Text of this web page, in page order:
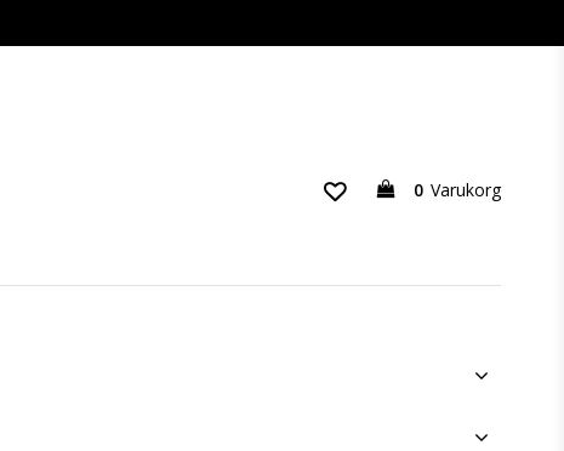
0 Varukorg